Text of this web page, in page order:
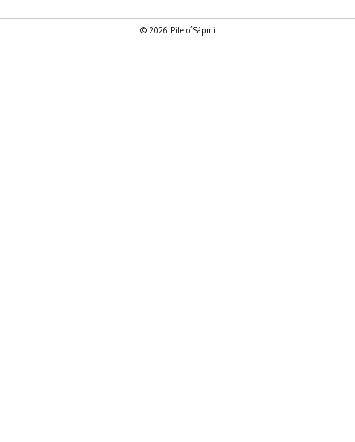
© 2026 Pile o´Sápmi